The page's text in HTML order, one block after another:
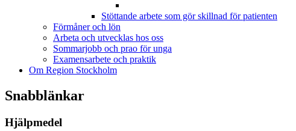
Stöttande arbete som gör skillnad för patienten
Förmåner och lön
Arbeta och utvecklas hos oss
Sommarjobb och prao för unga
Examensarbete och praktik
Om Region Stockholm
Snabblänkar
Hjälpmedel